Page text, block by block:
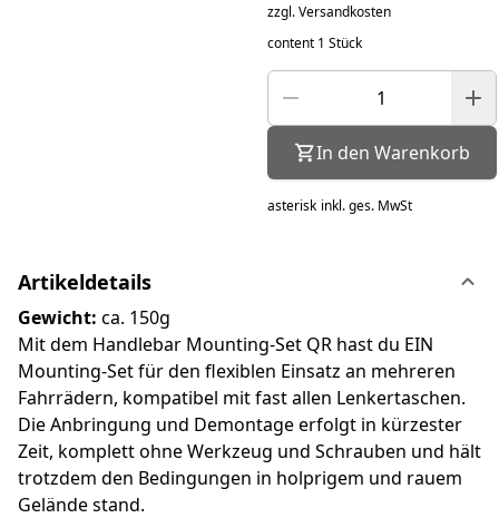
zzgl. Versandkosten
content 1 Stück
In den Warenkorb
asterisk inkl. ges. MwSt
Artikeldetails
Gewicht: ca. 150g
Mit dem Handlebar Mounting-Set QR hast du EIN
Mounting-Set für den flexiblen Einsatz an mehreren
Fahrrädern, kompatibel mit fast allen Lenkertaschen.
Die Anbringung und Demontage erfolgt in kürzester
Zeit, komplett ohne Werkzeug und Schrauben und hält
trotzdem den Bedingungen in holprigem und rauem
Gelände stand.